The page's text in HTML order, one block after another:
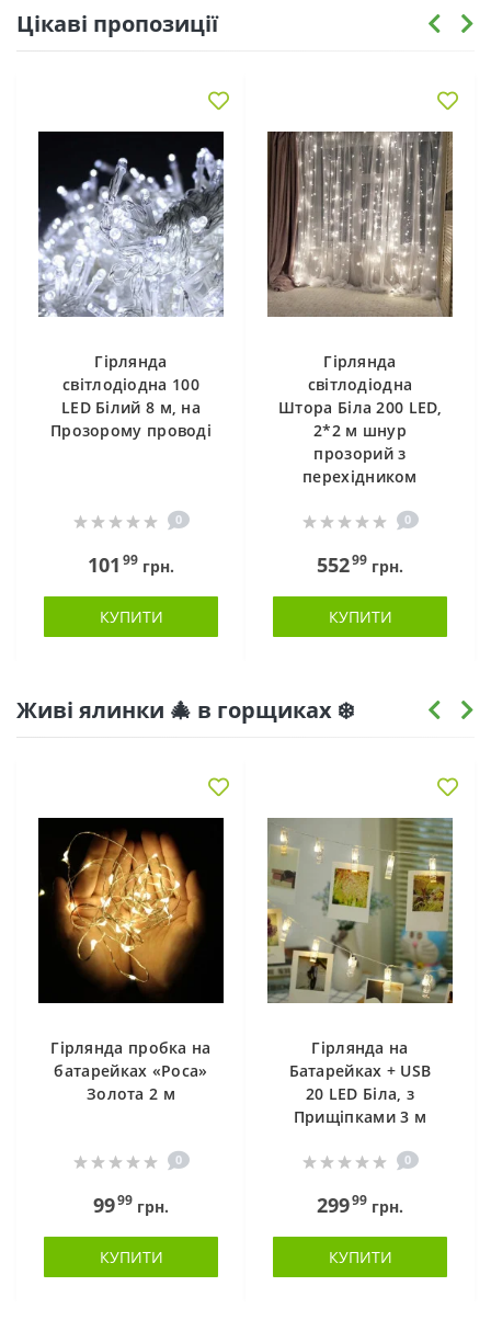
Цікаві пропозиції
Гірлянда
світлодіодна 100
LED Білий 8 м, на
Прозорому проводі
0
101 99 грн.
КУПИТИ
Гірлянда
світлодіодна
Штора Біла 200 LED,
2*2 м шнур
прозорий з
перехідником
0
55299 грн.
КУПИТИ
Живі ялинки 🎄 в горщиках ❄️
Гірлянда пробка на
батарейках «Роса»
Золота 2 м
0
9999 грн.
КУПИТИ
Гірлянда на
Батарейках + USB
20 LED Біла, з
Прищіпками 3 м
0
29999 грн.
КУПИТИ